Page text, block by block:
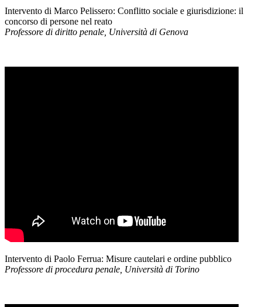
Intervento di Marco Pelissero: Conflitto sociale e giurisdizione: il
concorso di persone nel reato
Professore di diritto penale, Università di Genova
Intervento di Paolo Ferrua: Misure cautelari e ordine pubblico
Professore di procedura penale, Università di Torino